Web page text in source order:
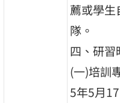
薦或學生
隊。
四、研習
(一)培訓
5年5月